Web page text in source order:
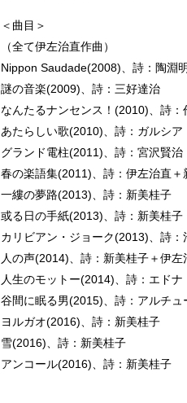
＜曲目＞
（全て伊左治直作曲）
Nippon Saudade(2008)、詩：陶淵
謎の音楽(2009)、詩：三好達治
なんたるナンセンス！(2010)、詩
あたらしい歌(2010)、詩：ガルシ
グランド電柱(2011)、詩：宮沢賢治
春の楽語集(2011)、詩：伊左治直＋
一縷の夢路(2013)、詩：新美桂子
或る日の手紙(2013)、詩：新美桂子
カリビアン・ジョーク(2013)、詩：
人の声(2014)、詩：新美桂子＋伊左
人生のモットー(2014)、詩：エド
谷間に眠る男(2015)、詩：アルチ
ヨルガオ(2016)、詩：新美桂子
雪(2016)、詩：新美桂子
アンコール(2016)、詩：新美桂子